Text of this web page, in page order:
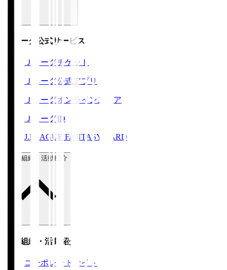
Ｊリーグ公式サービス
Ｊリーグチケット
Ｊリーグ公式アプリ
Ｊリーグオンラインストア
ＪリーグID
J.LEAGUE FANTASY CARD
運営組織・活動紹介
運営組織・活動紹介
コーポレートサイト